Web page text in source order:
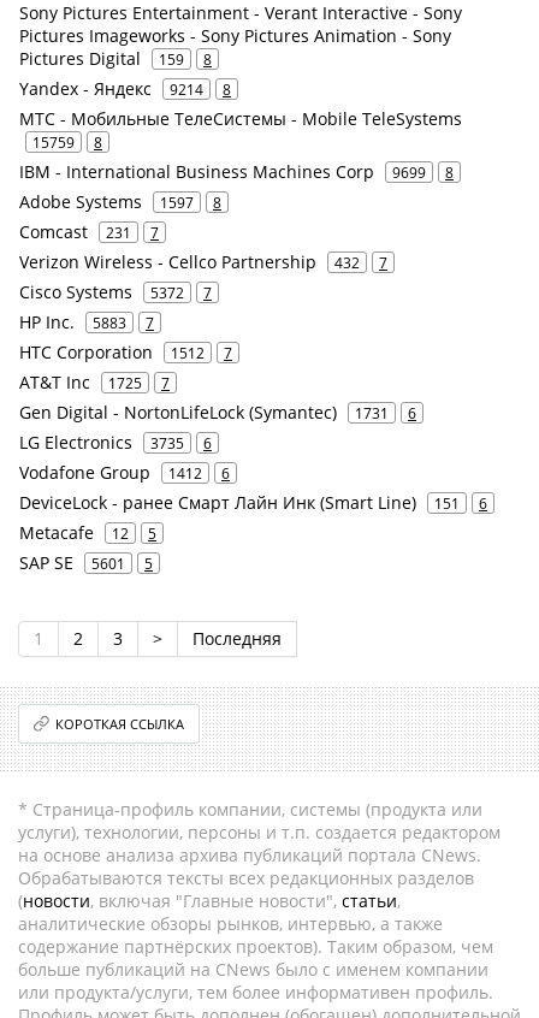
Sony Pictures Entertainment - Verant Interactive - Sony
Pictures Imageworks - Sony Pictures Animation - Sony
Pictures Digital
159 8
Yandex - Яндекс 9214 8
МТС - Мобильные ТелеСистемы - Mobile TeleSystems
15759 8
IBM - International Business Machines Corp 9699 8
Adobe Systems 1597 8
Comcast 231 7
Verizon Wireless - Cellco Partnership 432 7
Cisco Systems 5372 7
HP Inc. 5883 7
HTC Corporation 1512 7
AT&T Inc 1725 7
Gen Digital - NortonLifeLock (Symantec) 1731 6
LG Electronics 3735 6
Vodafone Group 1412 6
DeviceLock - ранее Смарт Лайн Инк (Smart Line) 151 6
Metacafe 12 5
SAP SE 5601 5
1 2 3 > Последняя
КОРОТКАЯ ССЫЛКА
* Страница-профиль компании, системы (продукта или
услуги), технологии, персоны и т.п. создается редактором
на основе анализа архива публикаций портала CNews.
Обрабатываются тексты всех редакционных разделов
(новости, включая "Главные новости", статьи,
аналитические обзоры рынков, интервью, а также
содержание партнёрских проектов). Таким образом, чем
больше публикаций на CNews было с именем компании
или продукта/услуги, тем более информативен профиль.